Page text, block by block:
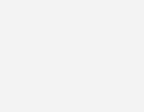
Energieberatenden ist zufrieden mit dem
weitere Präzisierungen im Regelwerk in
verständlichere Ausführungen mit mehr
Oliver Gaedeke, Geschäftsführer von
„Dabei ist die Kontinuität des
Energieberatenden für eine
und ihre eigene